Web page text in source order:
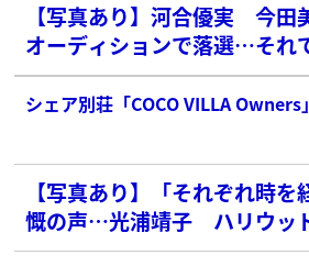
【写真あり】河合優実 今田
オーディションで落選…それ
「最有力候補のワケ」
シェア別荘「COCO VILLA Owners
【写真あり】「それぞれ時
慨の声…光浦靖子 ハリウッ
英語学習支えた“朝ドラ俳優”